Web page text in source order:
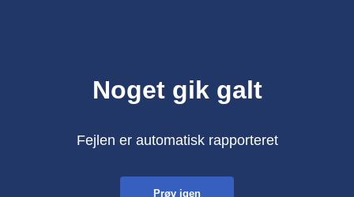
Noget gik galt
Fejlen er automatisk rapporteret
Prøv igen